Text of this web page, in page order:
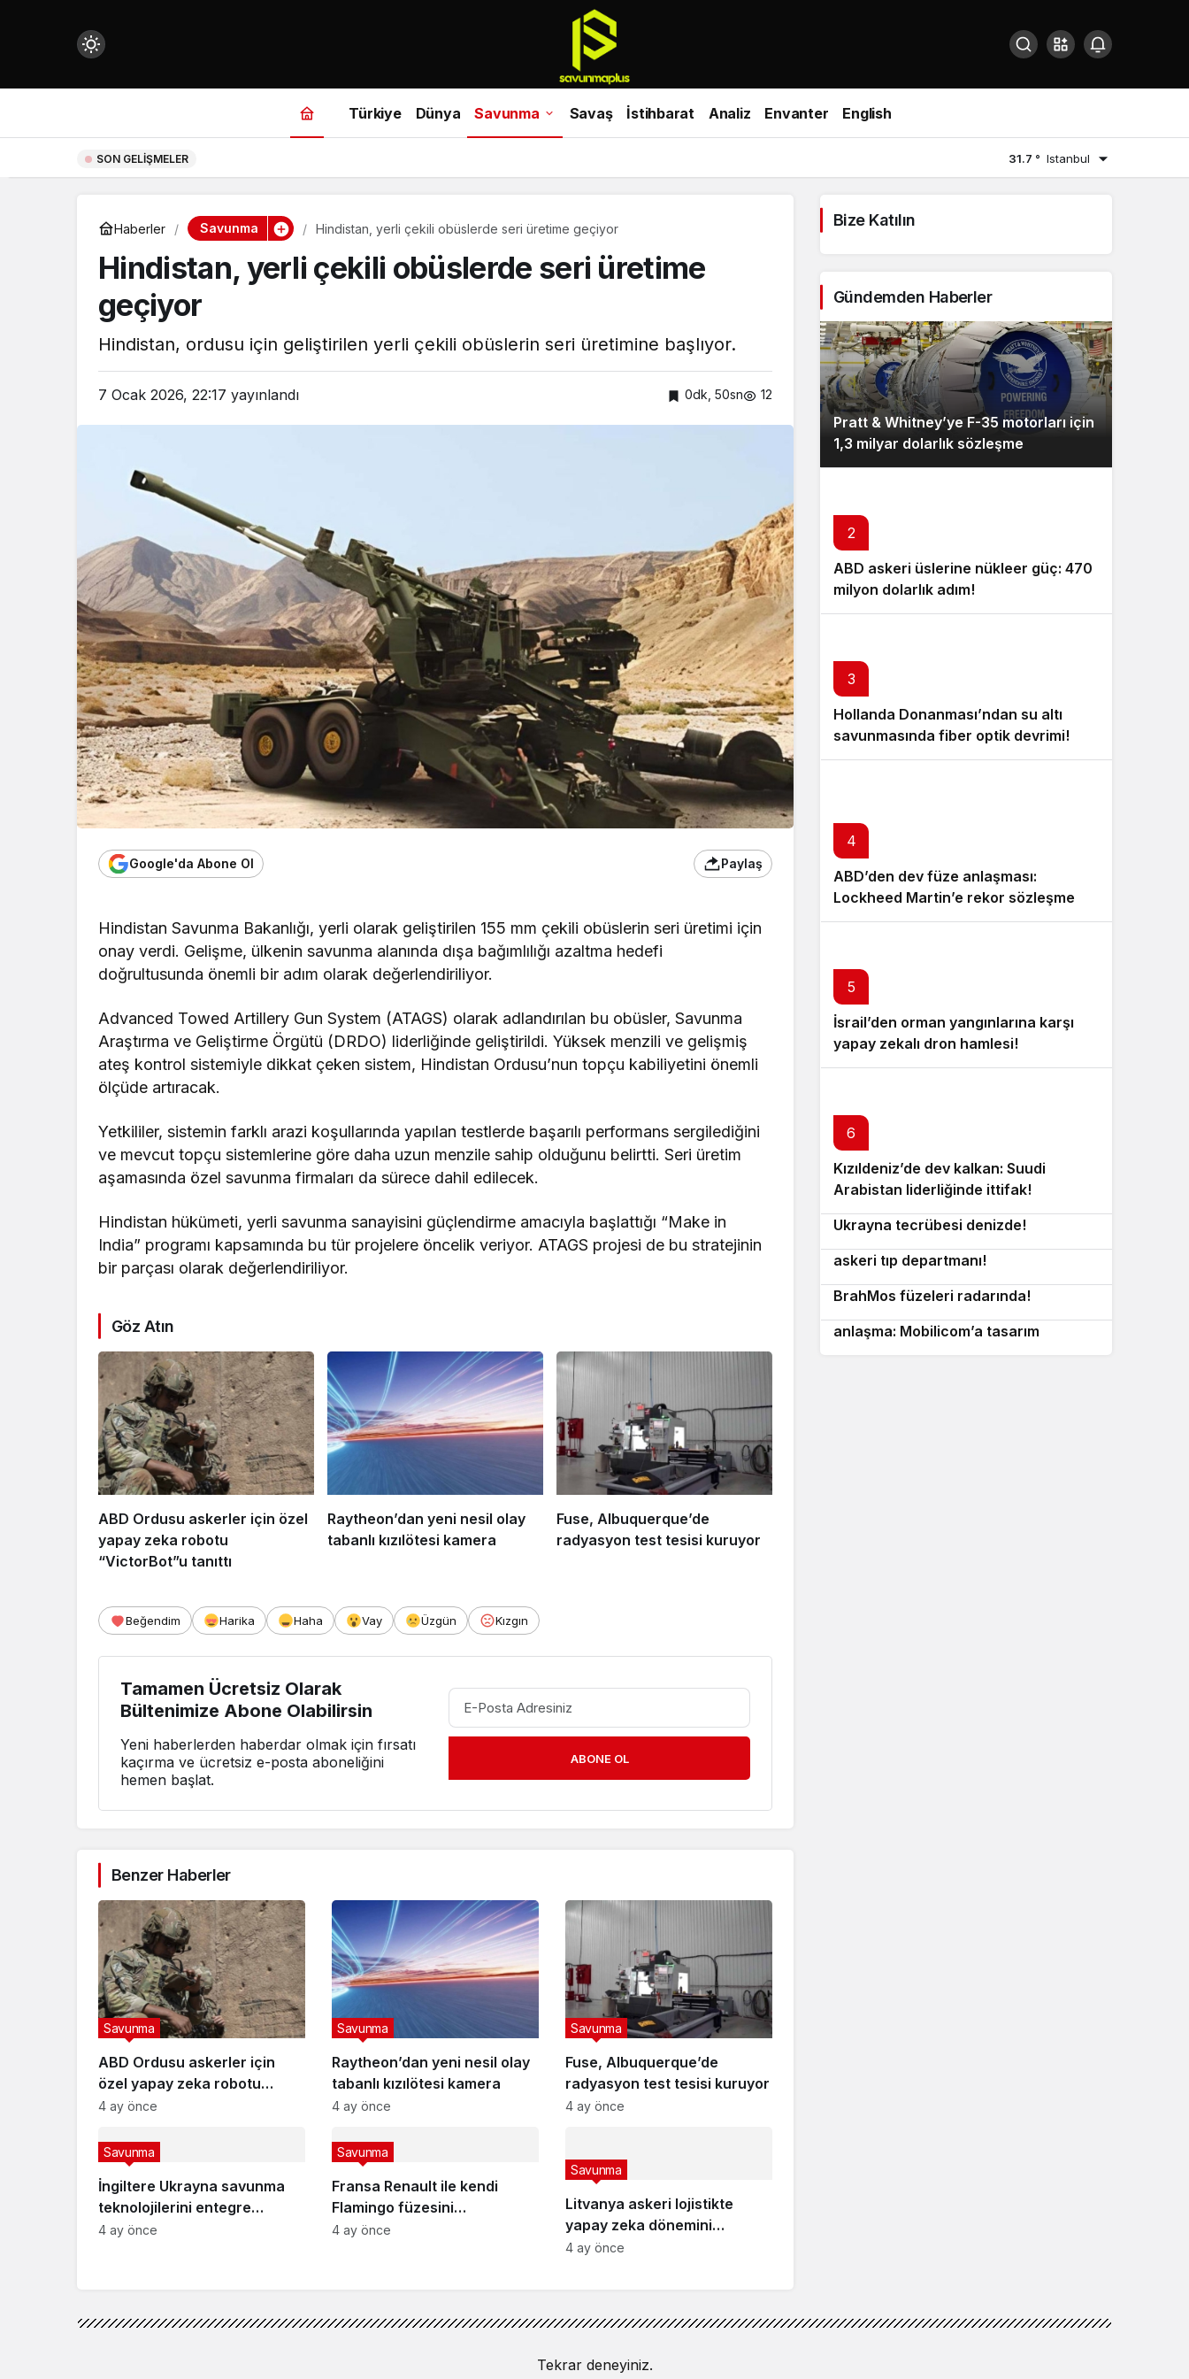
Mod
Türkiye Dünya Savunma Savaş İstihbarat Analiz Envanter English
SON GELIŞMELER 31.7 ° Istanbul
Haberler Savunma Hindistan, yerli çekili obüslerde seri üretime geçiyor
Hindistan, yerli çekili obüslerde seri üretime
geçiyor
Hindistan, ordusu için geliştirilen yerli çekili obüslerin seri üretimine başlıyor.
7 Ocak 2026, 22:17 yayınlandı 0dk, 50sn 12
Google'da Abone Ol Paylaş
Hindistan Savunma Bakanlığı, yerli olarak geliştirilen 155 mm çekili obüslerin seri üretimi için
onay verdi. Gelişme, ülkenin savunma alanında dışa bağımlılığı azaltma hedefi
doğrultusunda önemli bir adım olarak değerlendiriliyor.
Advanced Towed Artillery Gun System (ATAGS) olarak adlandırılan bu obüsler, Savunma
Araştırma ve Geliştirme Örgütü (DRDO) liderliğinde geliştirildi. Yüksek menzili ve gelişmiş
ateş kontrol sistemiyle dikkat çeken sistem, Hindistan Ordusu’nun topçu kabiliyetini önemli
ölçüde artıracak.
Yetkililer, sistemin farklı arazi koşullarında yapılan testlerde başarılı performans sergilediğini
ve mevcut topçu sistemlerine göre daha uzun menzile sahip olduğunu belirtti. Seri üretim
aşamasında özel savunma firmaları da sürece dahil edilecek.
Hindistan hükümeti, yerli savunma sanayisini güçlendirme amacıyla başlattığı “Make in
India” programı kapsamında bu tür projelere öncelik veriyor. ATAGS projesi de bu stratejinin
bir parçası olarak değerlendiriliyor.
Göz Atın
ABD Ordusu askerler için özel
yapay zeka robotu
“VictorBot”u tanıttı
Raytheon’dan yeni nesil olay
tabanlı kızılötesi kamera
Fuse, Albuquerque’de
radyasyon test tesisi kuruyor
Beğendim Harika Haha Vay Üzgün Kızgın
Tamamen Ücretsiz Olarak
Bültenimize Abone Olabilirsin
Yeni haberlerden haberdar olmak için fırsatı
kaçırma ve ücretsiz e-posta aboneliğini
hemen başlat.
ABONE OL
Benzer Haberler
ABD Ordusu askerler için
özel yapay zeka robotu
“VictorBot”u tanıttı
Savunma
4 ay önce
Raytheon’dan yeni nesil olay
tabanlı kızılötesi kamera
Savunma
4 ay önce
Fuse, Albuquerque’de
radyasyon test tesisi kuruyor
Savunma
4 ay önce
İngiltere Ukrayna savunma
teknolojilerini entegre
edecek
Savunma
4 ay önce
Fransa Renault ile kendi
Flamingo füzesini
geliştirecek
Savunma
4 ay önce
Litvanya askeri lojistikte
yapay zeka dönemini
başlatıyor
Savunma
4 ay önce
Bize Katılın
Gündemden Haberler
Pratt & Whitney’ye F-35 motorları için
1,3 milyar dolarlık sözleşme
2
ABD askeri üslerine nükleer güç: 470
milyon dolarlık adım!
3
Hollanda Donanması’ndan su altı
savunmasında fiber optik devrimi!
4
ABD’den dev füze anlaşması:
Lockheed Martin’e rekor sözleşme
5
İsrail’den orman yangınlarına karşı
yapay zekalı dron hamlesi!
6
Kızıldeniz’de dev kalkan: Suudi
Arabistan liderliğinde ittifak!
7
Litvanya ve Filipinler’den ortak adım:
Ukrayna tecrübesi denizde!
Hindistan ordusunda yeni dönem: İlk
askeri tıp departmanı!
Tayland’dan denizlerde güç gösterisi:
BrahMos füzeleri radarında!
anlaşma: Mobilicom’a tasarım
Tekrar deneyiniz.